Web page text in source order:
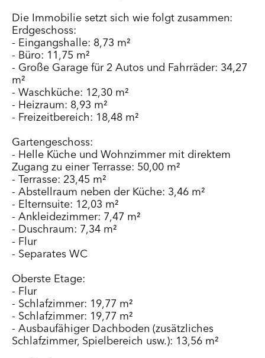
Die Immobilie setzt sich wie folgt zusammen:
Erdgeschoss:
- Eingangshalle: 8,73 m²
- Büro: 11,75 m²
- Große Garage für 2 Autos und Fahrräder: 34,27
m²
- Waschküche: 12,30 m²
- Heizraum: 8,93 m²
- Freizeitbereich: 18,48 m²
Gartengeschoss:
- Helle Küche und Wohnzimmer mit direktem
Zugang zu einer Terrasse: 50,00 m²
- Terrasse: 23,45 m²
- Abstellraum neben der Küche: 3,46 m²
- Elternsuite: 12,03 m²
- Ankleidezimmer: 7,47 m²
- Duschraum: 7,34 m²
- Flur
- Separates WC
Oberste Etage:
- Flur
- Schlafzimmer: 19,77 m²
- Schlafzimmer: 19,77 m²
- Ausbaufähiger Dachboden (zusätzliches
Schlafzimmer, Spielbereich usw.): 13,56 m²